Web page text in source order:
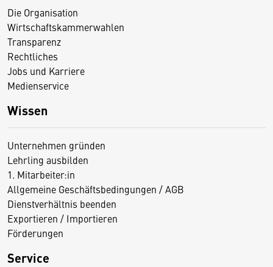
Die Organisation
Wirtschaftskammerwahlen
Transparenz
Rechtliches
Jobs und Karriere
Medienservice
Wissen
Unternehmen gründen
Lehrling ausbilden
1. Mitarbeiter:in
Allgemeine Geschäftsbedingungen / AGB
Dienstverhältnis beenden
Exportieren / Importieren
Förderungen
Service